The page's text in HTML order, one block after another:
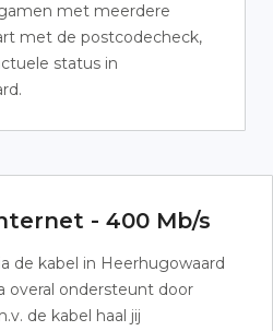
met meerdere
met de postcodecheck,
status in
- 400 Mb/s
de kabel in Heerhugowaard
overal ondersteunt door
de kabel haal jij